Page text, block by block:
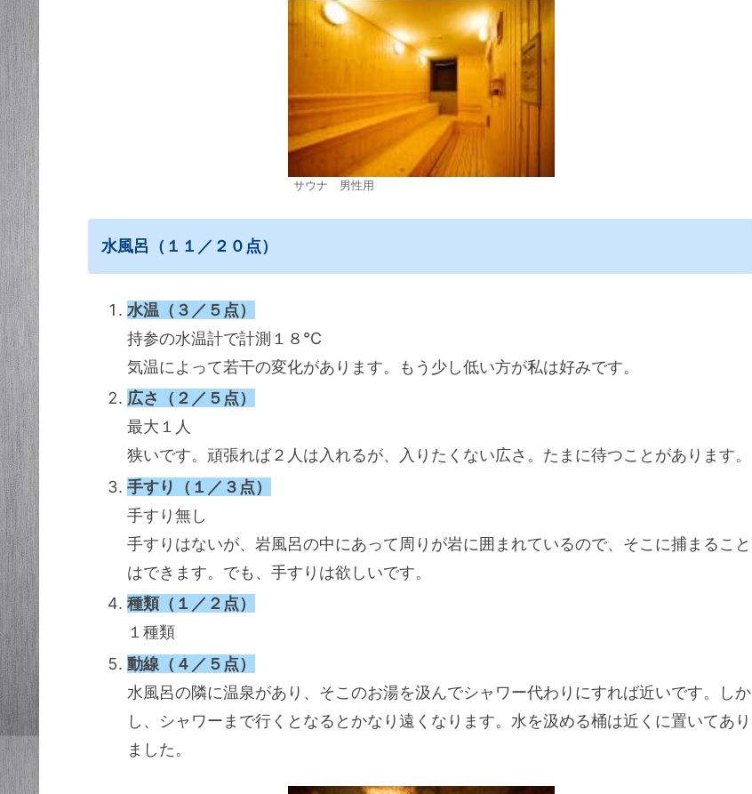
サウナ 男性用
水風呂（１１／２０点）
水温（３／５点）
持参の水温計で計測１８℃
気温によって若干の変化があります。もう少し低い方が私は好みです。
広さ（２／５点）
最大１人
狭いです。頑張れば２人は入れるが、入りたくない広さ。たまに待つことがあります。
手すり（１／３点）
手すり無し
手すりはないが、岩風呂の中にあって周りが岩に囲まれているので、そこに捕まること
はできます。でも、手すりは欲しいです。
種類（１／２点）
１種類
動線（４／５点）
水風呂の隣に温泉があり、そこのお湯を汲んでシャワー代わりにすれば近いです。しか
し、シャワーまで行くとなるとかなり遠くなります。水を汲める桶は近くに置いてあり
ました。